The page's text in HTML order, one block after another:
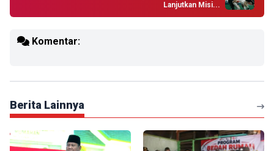
Lanjutkan Misi...
Komentar:
Berita Lainnya